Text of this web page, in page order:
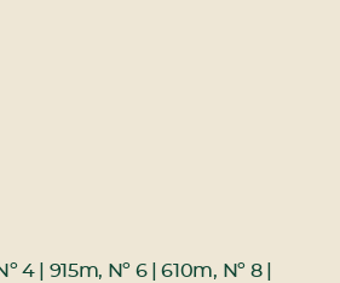
4 | 915m, Nº 6 | 610m, Nº 8 |